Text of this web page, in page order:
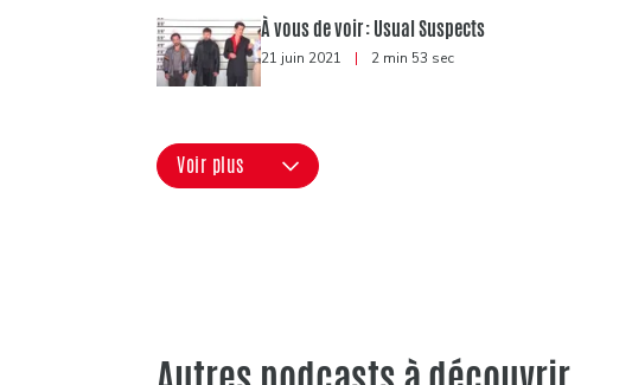
À vous de voir : Usual Suspects
21 juin 2021 | 2 min 53 sec
Voir plus